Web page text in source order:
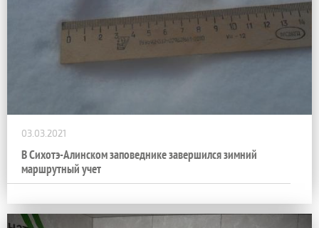
03.03.2021
В Сихотэ-Алинском заповеднике завершился зимний
маршрутный учет